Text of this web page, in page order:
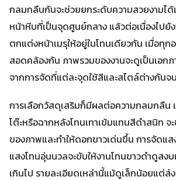
กลมกลืนกันจะช่วยยกระดับความสวยงามได้
หน้าหีบที่เป็นจุดศูนย์กลาง แล้วต่อเนื่องไปยั
ตกแต่งหน้าเมรุให้อยู่ในโทนเดียวกัน เมื่อทุก
สอดคล้องกัน ภาพรวมของงานจะดูเป็นเอก
จากการจัดที่แต่ละจุดใช้สีและสไตล์ต่างกันจ
การเลือกวัสดุเสริมก็มีผลต่อความกลมกลืน
โต๊ะหรือฉากหลังโทนเทาเข้มแทนสีดำสนิท
ของภาพและทำให้ดอกขาวเด่นขึ้น การจัดแ
แสงโทนอุ่นนวลจะขับให้งานโทนขาวดำดูสง
เกินไป รายละเอียดเหล่านี้แม้ดูเล็กน้อยแต่